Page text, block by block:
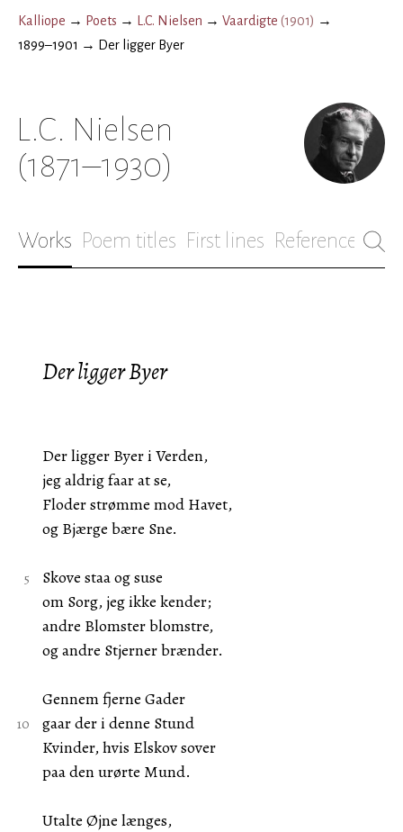
Kalliope → Poets → L.C. Nielsen → Vaardigte (1901) →
1899–1901 → Der ligger Byer
L.C. Nielsen
(1871–1930)
Works Poem titles First lines References
Der ligger Byer
Der ligger Byer i Verden,
jeg aldrig faar at se,
Floder strømme mod Havet,
og Bjærge bære Sne.
Skove staa og suse
om Sorg, jeg ikke kender;
andre Blomster blomstre,
og andre Stjerner brænder.
Gennem fjerne Gader
gaar der i denne Stund
Kvinder, hvis Elskov sover
paa den urørte Mund.
Utalte Øjne længes,